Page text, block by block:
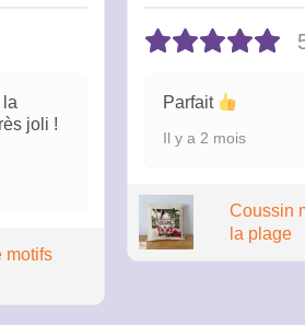
la
joli !
motifs
Parfait
Il y a 2 mois
Coussin
la plage